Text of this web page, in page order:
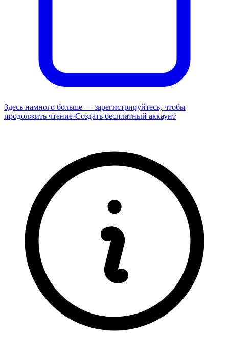
Здесь намного больше — зарегистрируйтесь, чтобы
продолжить чтение·Создать бесплатный аккаунт